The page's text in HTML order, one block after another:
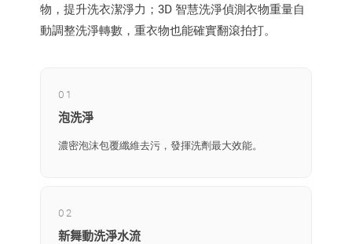
物，提升洗衣潔淨力；3D 智慧洗淨偵測衣物重量自
動調整洗淨轉數，重衣物也能確實翻滾拍打。
01
泡洗淨
濃密泡沫包覆纖維去污，發揮洗劑最大效能。
02
新舞動洗淨水流